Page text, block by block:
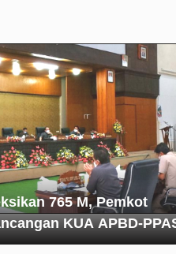
765 M, Pemkot
KUA APBD-